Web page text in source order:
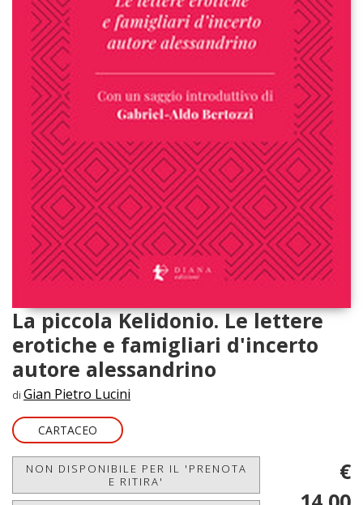
La piccola Kelidonio. Le lettere
erotiche e famigliari d'incerto
autore alessandrino
di Gian Pietro Lucini
CARTACEO
NON DISPONIBILE PER IL 'PRENOTA
E RITIRA'
€